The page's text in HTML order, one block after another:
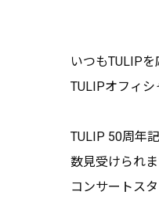
いつもTULIPを
TULIPオフィシ
TULIP 50周年
数見受けられま
コンサートス